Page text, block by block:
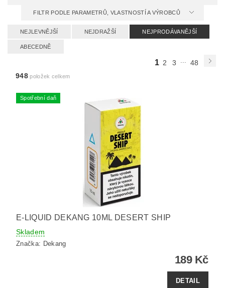
FILTR PODLE PARAMETRŮ, VLASTNOSTÍ A VÝROBCŮ
NEJLEVNĚJŠÍ NEJDRAŽŠÍ NEJPRODÁVANĚJŠÍ
ABECEDNĚ
1 2 3
48
948položek celkem
Spotřební daň
E-LIQUID DEKANG 10ML DESERT SHIP
Skladem
Značka: Dekang
189 Kč
DETAIL